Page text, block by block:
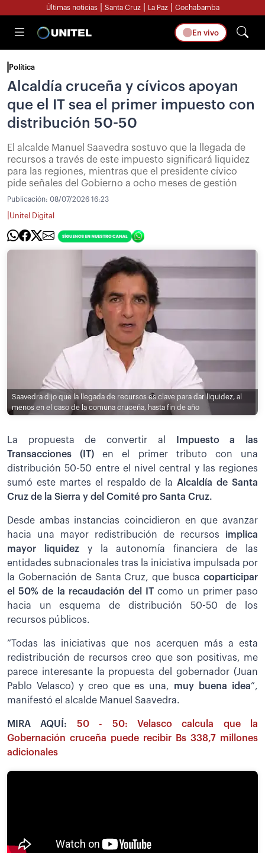
Últimas noticias Santa Cruz La Paz Cochabamba
En vivo
Política
Alcaldía cruceña y cívicos apoyan
que el IT sea el primer impuesto con
distribución 50-50
El alcalde Manuel Saavedra sostuvo que la llegada de
recursos a través de este impuesto significará liquidez
para las regiones, mientras que el presidente cívico
pide señales del Gobierno a ocho meses de gestión
Publicación: 08/07/2026 16:23
Unitel Digital
Saavedra dijo que la llegada de recursos es clave para dar liquidez, al
menos en el caso de la comuna cruceña, hasta fin de año
La propuesta de convertir al
Impuesto a las
Transacciones (IT) en el primer tributo con una
distribución 50-50 entre el nivel central y las regiones
sumó este martes el respaldo de la Alcaldía de Santa
Cruz de la Sierra y del Comité pro Santa Cruz.
Desde ambas instancias coincidieron en que avanzar
hacia una mayor redistribución de recursos implica
mayor liquidez y la autonomía financiera de las
entidades subnacionales tras la iniciativa impulsada por
la Gobernación de Santa Cruz, que busca coparticipar
el 50% de la recaudación del IT como un primer paso
hacia un esquema de distribución 50-50 de los
recursos públicos.
”Todas las iniciativas que nos acerquen más a esta
redistribución de recursos creo que son positivas, me
parece interesante la propuesta del gobernador (Juan
Pablo Velasco) y creo que es una, muy buena idea”,
manifestó el alcalde Manuel Saavedra.
MIRA AQUÍ: 50 - 50: Velasco calcula que la
Gobernación cruceña puede recibir Bs 338,7 millones
adicionales